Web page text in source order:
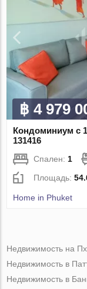
฿ 4 979
Кондоминиум с
131416
Спален:1
Площадь:
Home in Phuket
Недвижимость на
Недвижимость в
Недвижимость в